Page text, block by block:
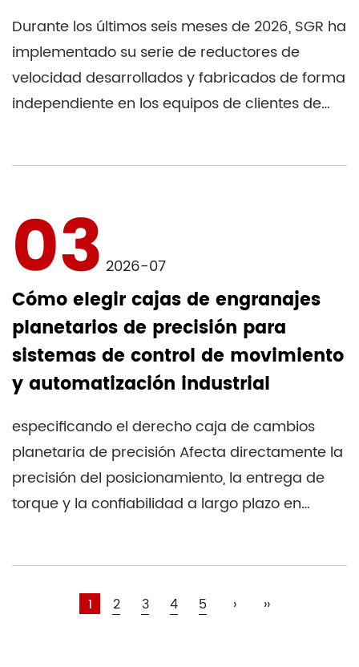
Durante los últimos seis meses de 2026, SGR ha
implementado su serie de reductores de
velocidad desarrollados y fabricados de forma
independiente en los equipos de clientes de
03 2026-07
Cómo elegir cajas de engranajes
planetarios de precisión para
sistemas de control de movimiento
y automatización industrial
especificando el derecho caja de cambios
planetaria de precisión Afecta directamente la
precisión del posicionamiento, la entrega de
torque y la confiabilidad a largo plazo en
1 2 3 4 5 › ››